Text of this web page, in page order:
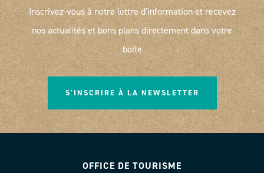
Inscrivez-vous à notre lettre d'information et recevez
nos actualités et bons plans directement dans votre
boîte
S'INSCRIRE À LA NEWSLETTER
OFFICE DE TOURISME